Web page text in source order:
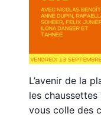
L’avenir de la
les
vous colle des